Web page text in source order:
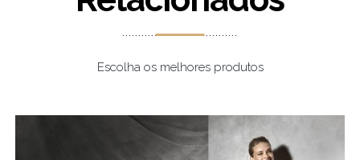
Escolha os melhores produtos